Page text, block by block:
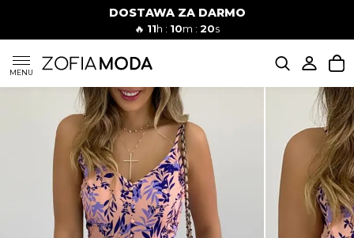
DOSTAWA ZA DARMO
🔥11h :10m :19s
MENU
SUKIENKI